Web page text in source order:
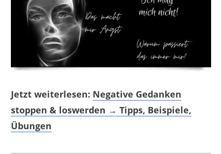
Jetzt weiterlesen: Negative Gedanken
stoppen & loswerden → Tipps, Beispiele,
Übungen